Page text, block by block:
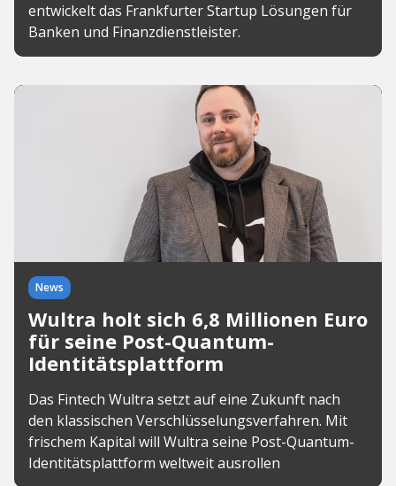
entwickelt das Frankfurter Startup Lösungen für
Banken und Finanzdienstleister.
News
Wultra holt sich 6,8 Millionen Euro
für seine Post-Quantum-
Identitätsplattform
Das Fintech Wultra setzt auf eine Zukunft nach
den klassischen Verschlüsselungsverfahren. Mit
frischem Kapital will Wultra seine Post-Quantum-
Identitätsplattform weltweit ausrollen